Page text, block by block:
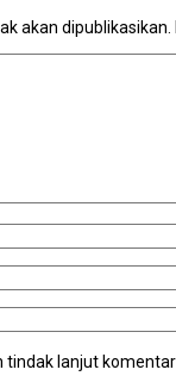
akan dipublikasikan.
tindak lanjut komentar